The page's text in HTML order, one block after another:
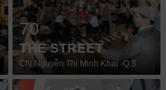
70
THE STREET
CN Nguyễn Thị Minh Khai -Q.3